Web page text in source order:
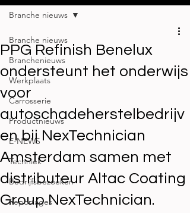
Branche nieuws
Branchenieuws
Werkplaats
Carrosserie
Productnieuws
E-NEWS
Techniek
Bedrijfsbezoeken
Reportages
Branche nieuws
PPG Refinish Benelux
ondersteunt het onderwijs
voor
autoschadeherstelbedrijv
en bij NexTechnician
Amsterdam samen met
distributeur Altac Coating
Group NexTechnician.